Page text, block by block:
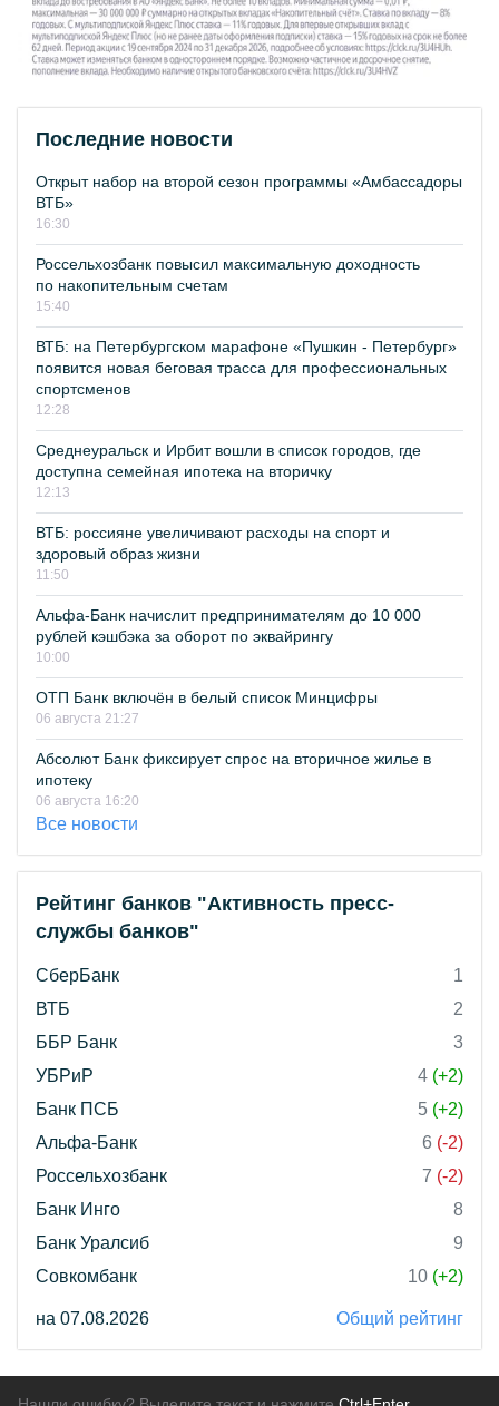
Последние новости
Открыт набор на второй сезон программы «Амбассадоры
ВТБ»
16:30
Россельхозбанк повысил максимальную доходность
по накопительным счетам
15:40
ВТБ: на Петербургском марафоне «Пушкин - Петербург»
появится новая беговая трасса для профессиональных
спортсменов
12:28
Среднеуральск и Ирбит вошли в список городов, где
доступна семейная ипотека на вторичку
12:13
ВТБ: россияне увеличивают расходы на спорт и
здоровый образ жизни
11:50
Альфа-Банк начислит предпринимателям до 10 000
рублей кэшбэка за оборот по эквайрингу
10:00
ОТП Банк включён в белый список Минцифры
06 августа 21:27
Абсолют Банк фиксирует спрос на вторичное жилье в
ипотеку
06 августа 16:20
Все новости
Рейтинг банков "Активность пресс-
службы банков"
СберБанк
1
ВТБ
2
ББР Банк
3
УБРиР
4 (+2)
Банк ПСБ
5 (+2)
Альфа-Банк
6 (-2)
Россельхозбанк
7 (-2)
Банк Инго
8
Банк Уралсиб
9
Совкомбанк
10 (+2)
на 07.08.2026 Общий рейтинг